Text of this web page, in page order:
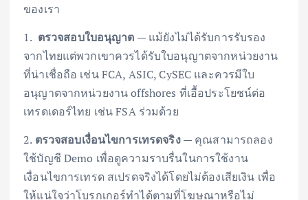
ของเรา
1. ตรวจสอบใบอนุญาต — แม้ยังไม่ได้รับการรับรอง
จากไทยแต่พวกเขาควรได้รับใบอนุญาตจากหน่วยงาน
ที่น่าเชื่อถือ เช่น FCA, ASIC, CySEC และควรมีใบ
อนุญาตจากหน่วยงาน offshores ที่เอื้อประโยชน์ต่อ
เทรดเดอร์ไทย เช่น FSA ร่วมด้วย
2. ตรวจสอบเงื่อนไขการเทรดจริง— คุณสามารถลอง
ใช้บัญชี Demo เพื่อดูความราบรื่นในการใช้งาน
เงื่อนไขการเทรด สเปรดจริงได้โดยไม่ต้องเสียเงิน เพื่อ
ให้แน่ใจว่าโบรกเกอร์ทำได้ตามที่โฆษณาหรือไม่